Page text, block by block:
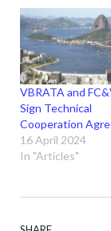
VBRATA and
Sign Technical
Cooperation
16 April 2024
In "Articles"